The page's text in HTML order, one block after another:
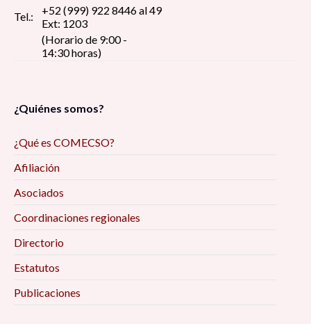
tiempos de pandemia: reflexión y debate 8:30
am
Pin up girls, construcción del estereotipo de la
Reflexiones de la investigación/intervención
sociales, en tiempos de pandemia 9:00 am
discapacidad: diálogo desde los estudios
Críticos 9:00 am
entre Aldama y Santa Martha, Chenalhó
Tel.:
+52 (999) 922 8446 al 49
Ext: 1203
(Horario de 9:00 -
14:30 horas)
¿Quiénes somos?
¿Qué es COMECSO?
Afiliación
Asociados
Coordinaciones regionales
Directorio
Estatutos
Publicaciones